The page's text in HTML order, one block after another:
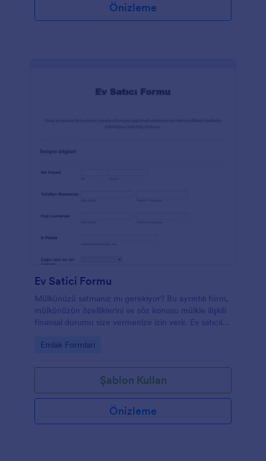
Önizleme
Ev Satici Formu
Mülkünüzü satmanız mı gerekiyor? Bu ayrıntılı form,
mülkünüzün özelliklerini ve söz konusu mülkle ilişkili
finansal durumu size vermenize izin verir. Ev satıcıları
Go to Category:
Emlak Formları
Şablon Kullan
Önizleme